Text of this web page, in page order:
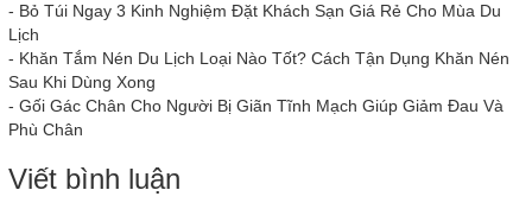
- Bỏ Túi Ngay 3 Kinh Nghiệm Đặt Khách Sạn Giá Rẻ Cho Mùa Du
Lịch
- Khăn Tắm Nén Du Lịch Loại Nào Tốt? Cách Tận Dụng Khăn Nén
Sau Khi Dùng Xong
- Gối Gác Chân Cho Người Bị Giãn Tĩnh Mạch Giúp Giảm Đau Và
Phù Chân
Viết bình luận